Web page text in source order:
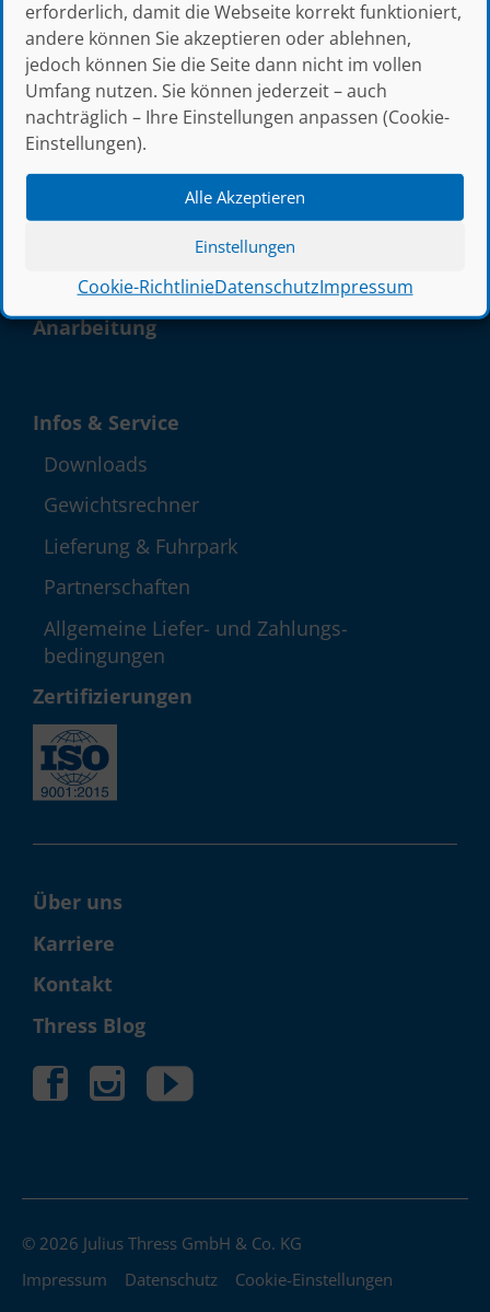
erforderlich, damit die Webseite korrekt funktioniert,
andere können Sie akzeptieren oder ablehnen,
jedoch können Sie die Seite dann nicht im vollen
Umfang nutzen. Sie können jederzeit – auch
nachträglich – Ihre Einstellungen anpassen (Cookie-
Einstellungen).
Alle Akzeptieren
Einstellungen
Cookie-RichtlinieDatenschutzImpressum
7.15 – 12.15 Uhr
Sortiment
Walzstahl
Edelstahl | Aluminium
Bauelemente
Anarbeitung
Infos & Service
Down­loads
Gewichts­rechner
Lieferung & Fuhrpark
Partner­schaften
Allgemeine Liefer- und Zahlungs­
bedingungen
Zerti­fizie­rungen
Über uns
Karriere
Kontakt
Thress Blog
© 2026 Julius Thress GmbH & Co. KG
Impressum
Datenschutz Cookie-Einstellungen